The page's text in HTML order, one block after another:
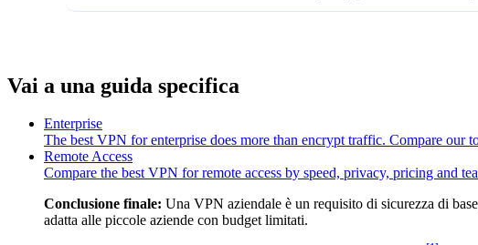
Vai a una guida specifica
Enterprise
The best VPN for enterprise does more than encrypt traffic. Compare our
Remote Access
Compare the best VPN for remote access by speed, privacy, pricing and
Conclusione finale: Una VPN aziendale è un requisito di sicurezza di
adatta alle piccole aziende con budget limitati.